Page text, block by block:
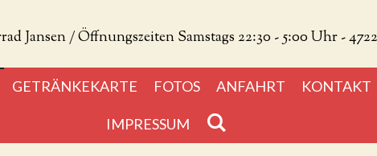
Jansen / Öffnungszeiten Samstags 22:30 - 5:00 Uhr -
GETRÄNKEKARTE FOTOS ANFAHRT KONTAKT
IMPRESSUM